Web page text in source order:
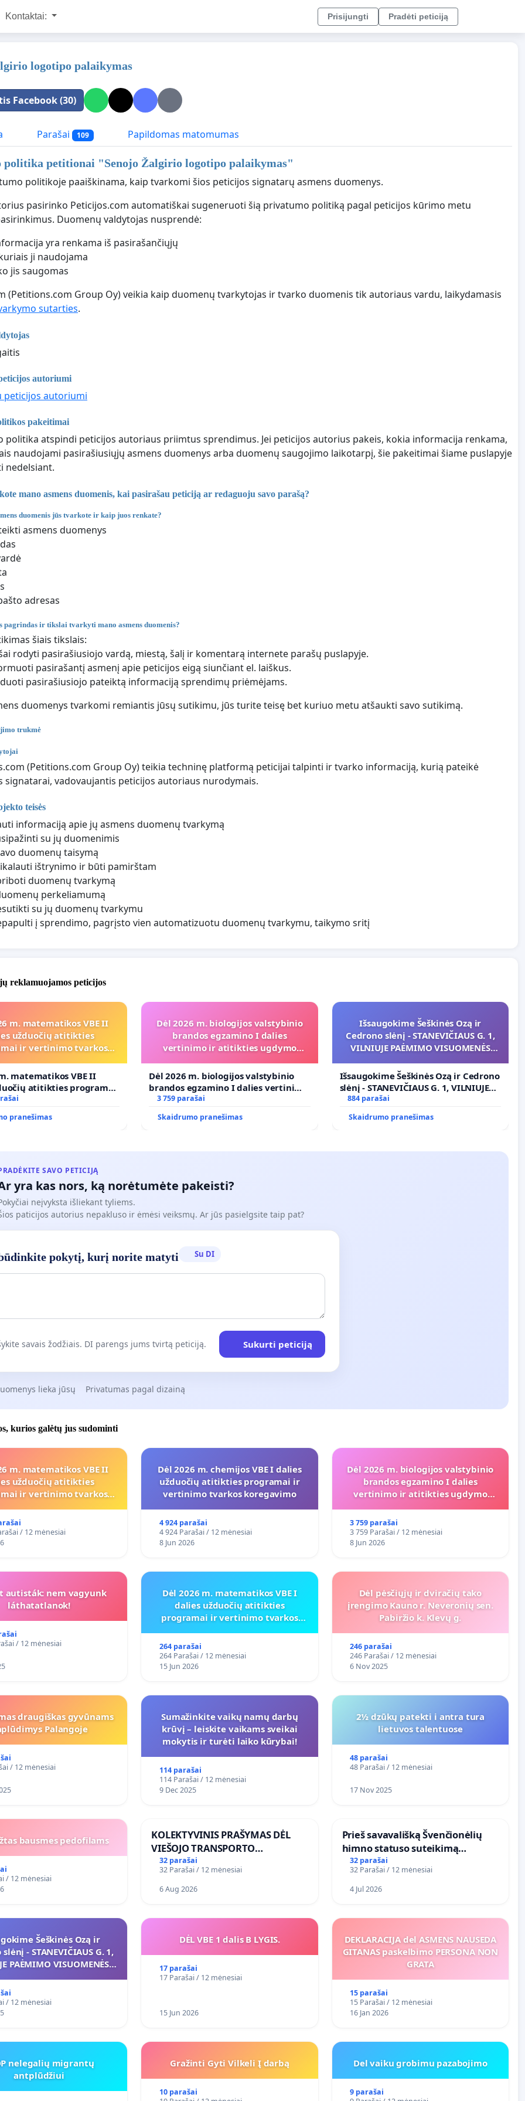
Kontaktai: Prisijungti Pradėti peticiją
logotipo palaikymas
Facebook (30)
Parašai 109 Papildomas matomumas
politika petitionai "Senojo Žalgirio logotipo palaikymas"
politikoje paaiškinama, kaip tvarkomi šios peticijos signatarų asmens duomenys.
pasirinko Peticijos.com automatiškai sugeneruoti šią privatumo politiką pagal peticijos kūrimo metu
Duomenų valdytojas nusprendė:
yra renkama iš pasirašančiųjų
ji naudojama
jis saugomas
(Petitions.com Group Oy) veikia kaip duomenų tvarkytojas ir tvarko duomenis tik autoriaus vardu, laikydamasis
sutarties.
autoriumi
peticijos autoriumi
pakeitimai
politika atspindi peticijos autoriaus priimtus sprendimus. Jei peticijos autorius pakeis, kokia informacija renkama,
naudojami pasirašiusiųjų asmens duomenys arba duomenų saugojimo laikotarpį, šie pakeitimai šiame puslapyje
nedelsiant.
mano asmens duomenis, kai pasirašau peticiją ar redaguoju savo parašą?
duomenis jūs tvarkote ir kaip juos renkate?
asmens duomenys
adresas
pagrindas ir tikslai tvarkyti mano asmens duomenis?
šiais tikslais:
rodyti pasirašiusiojo vardą, miestą, šalį ir komentarą internete parašų puslapyje.
pasirašantį asmenį apie peticijos eigą siunčiant el. laiškus.
pasirašiusiojo pateiktą informaciją sprendimų priėmėjams.
duomenys tvarkomi remiantis jūsų sutikimu, jūs turite teisę bet kuriuo metu atšaukti savo sutikimą.
trukmė
(Petitions.com Group Oy) teikia techninę platformą peticijai talpinti ir tvarko informaciją, kurią pateikė
signatarai, vadovaujantis peticijos autoriaus nurodymais.
teisės
informaciją apie jų asmens duomenų tvarkymą
su jų duomenimis
duomenų taisymą
ištrynimo ir būti pamirštam
duomenų tvarkymą
perkeliamumą
su jų duomenų tvarkymu
į sprendimo, pagrįsto vien automatizuotu duomenų tvarkymu, taikymo sritį
reklamuojamos peticijos
m. matematikos VBE II
užduočių atitikties
ir vertinimo tvarkos
matematikos VBE II
atitikties programai
tvarkos koregavimo
pranešimas
Dėl 2026 m. biologijos valstybinio
brandos egzamino I dalies
vertinimo ir atitikties ugdymo
Dėl 2026 m. biologijos valstybinio
brandos egzamino I dalies vertinimo
ir atitikties ugdymo programai
3 759 parašai
Skaidrumo pranešimas
Išsaugokime Šeškinės Ozą ir
Cedrono slėnį - STANEVIČIAUS G. 1,
VILNIUJE PAĖMIMO VISUOMENĖS
PRITAIKYMO VIEŠAJAI ŽELDYNŲ
FUNKCIJAI
Išsaugokime Šeškinės Ozą ir Cedrono
slėnį - STANEVIČIAUS G. 1, VILNIUJE
PAĖMIMO VISUOMENĖS POREIKIAMS
VIEŠAJAI ŽELDYNŲ FUNKCIJAI
884 parašai
Skaidrumo pranešimas
SAVO PETICIJĄ
yra kas nors, ką norėtumėte pakeisti?
neįvyksta išliekant tyliems.
paticijos autorius nepakluso ir ėmėsi veiksmų. Ar jūs pasielgsite taip pat?
pokytį, kurį norite matyti Su DI
savais žodžiais. DI parengs jums tvirtą peticiją. Sukurti peticiją
lieka jūsų Privatumas pagal dizainą
kurios galėtų jus sudominti
m. matematikos VBE II
užduočių atitikties
ir vertinimo tvarkos
/ 12 mėnesiai
Dėl 2026 m. chemijos VBE I dalies
užduočių atitikties programai ir
vertinimo tvarkos koregavimo
4 924 parašai
4 924 Parašai / 12 mėnesiai
8 Jun 2026
Dėl 2026 m. biologijos valstybinio
brandos egzamino I dalies
vertinimo ir atitikties ugdymo
3 759 parašai
3 759 Parašai / 12 mėnesiai
8 Jun 2026
autisták: nem vagyunk
láthatatlanok!
/ 12 mėnesiai
Dėl 2026 m. matematikos VBE I
dalies užduočių atitikties
programai ir vertinimo tvarkos
264 parašai
264 Parašai / 12 mėnesiai
15 Jun 2026
Dėl pėsčiųjų ir dviračių tako
įrengimo Kauno r. Neveronių sen.
Pabiržio k. Klevų g.
246 parašai
246 Parašai / 12 mėnesiai
6 Nov 2025
draugiškas gyvūnams
Palangoje
/ 12 mėnesiai
Sumažinkite vaikų namų darbų
krūvį – leiskite vaikams sveikai
mokytis ir turėti laiko kūrybai!
114 parašai
114 Parašai / 12 mėnesiai
9 Dec 2025
2½ dzūkų patekti i antra tura
lietuvos talentuose
48 parašai
48 Parašai / 12 mėnesiai
17 Nov 2025
bausmes pedofilams
/ 12 mėnesiai
KOLEKTYVINIS PRAŠYMAS DĖL
VIEŠOJO TRANSPORTO
SUSISIEKIMO GERINIMO
VOSYLIUKŲ KAIME
32 parašai
32 Parašai / 12 mėnesiai
6 Aug 2026
​Prieš savavališką Švenčionėlių
himno statuso suteikimą
atlikėjos Živilės dainai
32 parašai
32 Parašai / 12 mėnesiai
4 Jul 2026
Šeškinės Ozą ir
- STANEVIČIAUS G. 1,
PAĖMIMO VISUOMENĖS
VIEŠAJAI ŽELDYNŲ
FUNKCIJAI
/ 12 mėnesiai
DĖL VBE 1 dalis B LYGIS.
17 parašai
17 Parašai / 12 mėnesiai
15 Jun 2026
DEKLARACIJA del ASMENS NAUSEDA
GITANAS paskelbimo PERSONA NON
GRATA
15 parašai
15 Parašai / 12 mėnesiai
16 Jan 2026
nelegalių migrantų
antplūdžiui
Gražinti Gyti Vilkeli Į darbą
10 parašai
Del vaiku grobimu pazabojimo
9 parašai